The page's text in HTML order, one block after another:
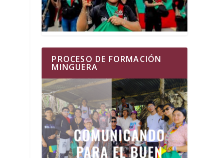
PROCESO DE FORMACIÓN
MINGUERA